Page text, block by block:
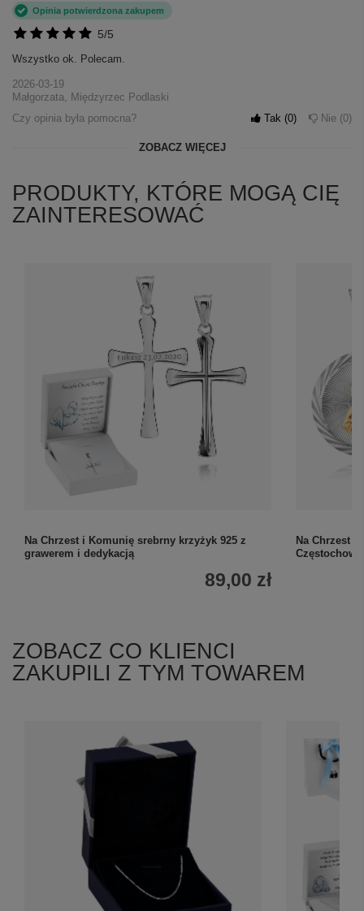
5/5
Opinia potwierdzona zakupem
Wszystko ok. Polecam.
2026-03-19
Małgorzata, Międzyrzec Podlaski
Czy opinia była pomocna?
Tak 0 Nie 0
ZOBACZ WIĘCEJ
PRODUKTY, KTÓRE MOGĄ CIĘ
ZAINTERESOWAĆ
Na Chrzest i Komunię srebrny krzyżyk 925 z
grawerem i dedykacją
89,00 zł
Na Chrzest i
ZOBACZ CO KLIENCI
ZAKUPILI Z TYM TOWAREM